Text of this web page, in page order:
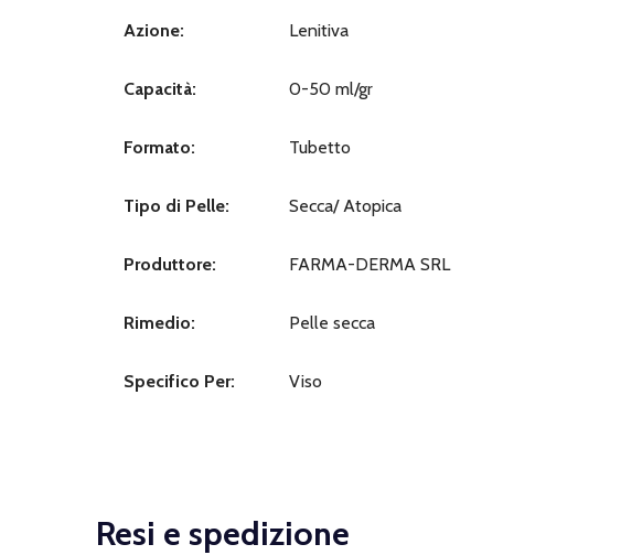
Azione: Lenitiva
Capacità: 0-50 ml/gr
Formato: Tubetto
Tipo di Pelle: Secca/ Atopica
Produttore: FARMA-DERMA SRL
Rimedio: Pelle secca
Specifico Per: Viso
Resi e spedizione